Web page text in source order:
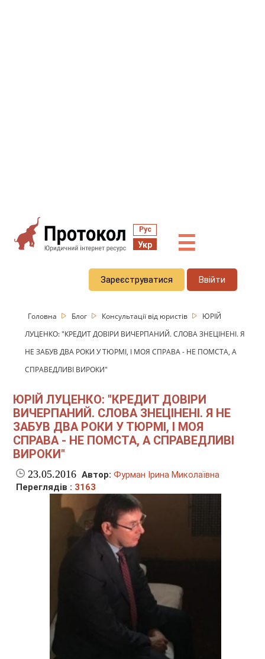
Рус
Укр ☰
Зареєструватися Ввійти
Головна Блог Консультації від юристів
ЮРІЙ
ЛУЦЕНКО: "КРЕДИТ ДОВІРИ ВИЧЕРПАНИЙ. СЛОВА ЗНЕЦІНЕНІ. Я
НЕ ЗАБУВ ДВА РОКИ У ТЮРМІ, І МОЯ СПРАВА - НЕ ПОМСТА, А
СПРАВЕДЛИВІ ВИРОКИ"
ЮРІЙ ЛУЦЕНКО: "КРЕДИТ ДОВІРИ
ВИЧЕРПАНИЙ. СЛОВА ЗНЕЦІНЕНІ. Я НЕ
ЗАБУВ ДВА РОКИ У ТЮРМІ, І МОЯ
СПРАВА - НЕ ПОМСТА, А СПРАВЕДЛИВІ
ВИРОКИ"
23.05.2016 Автор: Фурман Ірина Миколаївна
Переглядів : 3163